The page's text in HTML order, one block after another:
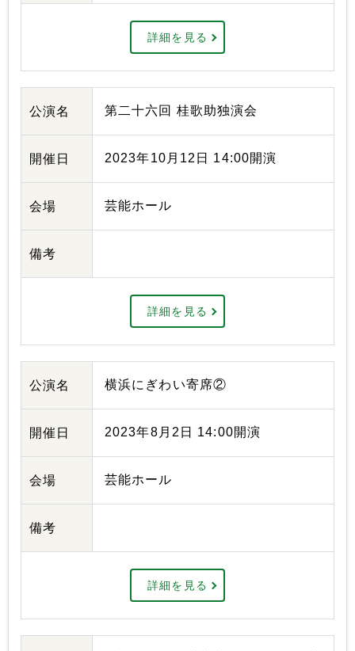
詳細を見る
公演名 第二十六回 桂歌助独演会
開催日 2023年10月12日 14:00開演
会場 芸能ホール
備考
詳細を見る
公演名 横浜にぎわい寄席②
開催日 2023年8月2日 14:00開演
会場 芸能ホール
備考
詳細を見る